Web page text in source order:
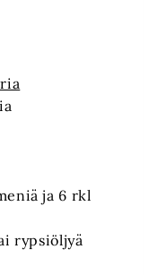
ja 6 rkl
rypsiöljyä